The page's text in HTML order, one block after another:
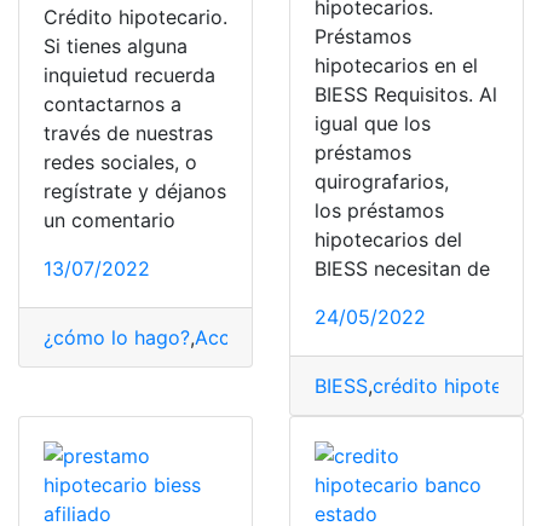
Crédito hipotecario.
Si tienes alguna
inquietud recuerda
contactarnos a
través de nuestras
redes sociales, o
regístrate y déjanos
un comentario
13/07/2022
¿cómo lo hago?,Acceder
hipotecarios.
Préstamos
hipotecarios en el
BIESS Requisitos. Al
igual que los
préstamos
quirografarios,
los préstamos
hipotecarios del
BIESS necesitan de
24/05/2022
BIESS,crédito